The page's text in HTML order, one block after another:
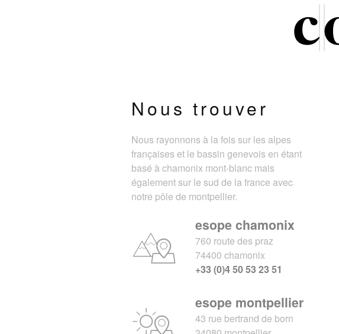
Nous trouver
Nous rayonnons à la fois sur les alpes
françaises et le bassin genevois en étant
basé à chamonix mont-blanc mais
également sur le sud de la france avec
notre pôle de montpellier.
esope chamonix
760 route des praz
74400 chamonix
+33 (0)4 50 53 23 51
esope montpellier
43 rue bertrand de born